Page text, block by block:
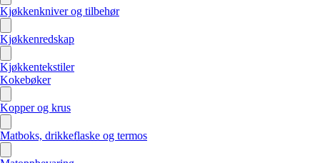
Kjøkkenkniver og tilbehør
Kjøkkenredskap
Kjøkkentekstiler
Kokebøker
Kopper og krus
Matboks, drikkeflaske og termos